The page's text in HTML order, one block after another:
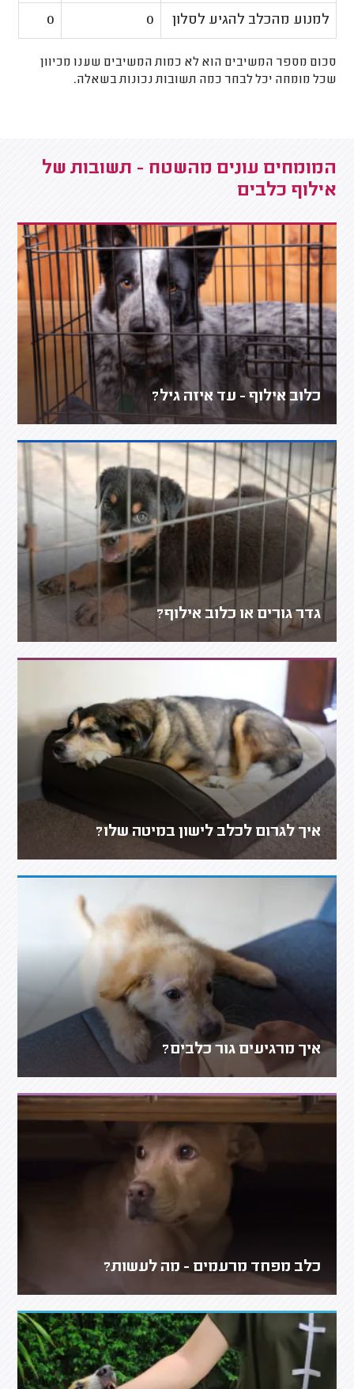
למנוע מהכלב להגיע לסלון 0
0
סכום מספר המשיבים הוא לא כמות המשיבים שענו מכיוון
שכל מומחה יכל לבחר כמה תשובות נכונות בשאלה.
המומחים עונים מהשטח - תשובות של
אילוף כלבים
כלוב אילוף - עד איזה גיל?
גדר גורים או כלוב אילוף?
איך לגרום לכלב לישון במיטה שלו?
איך מרגיעים גור כלבים?
כלב מפחד מרעמים - מה לעשות?